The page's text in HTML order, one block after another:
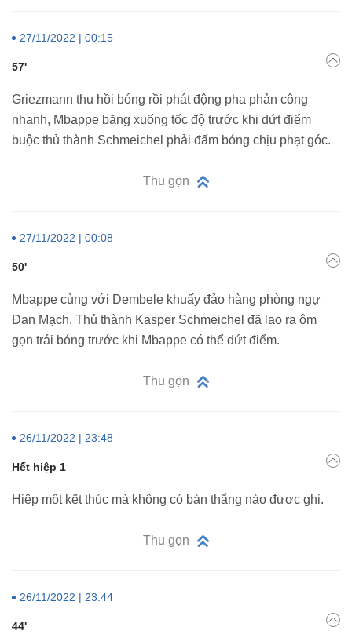
27/11/2022 | 00:15
57'
Griezmann thu hồi bóng rồi phát động pha phản công
nhanh, Mbappe băng xuống tốc độ trước khi dứt điểm
buộc thủ thành Schmeichel phải đấm bóng chịu phạt góc.
Thu gọn
27/11/2022 | 00:08
50'
Mbappe cùng với Dembele khuấy đảo hàng phòng ngự
Đan Mạch. Thủ thành Kasper Schmeichel đã lao ra ôm
gọn trái bóng trước khi Mbappe có thể dứt điểm.
Thu gọn
26/11/2022 | 23:48
Hết hiệp 1
Hiệp một kết thúc mà không có bàn thắng nào được ghi.
Thu gọn
26/11/2022 | 23:44
44'